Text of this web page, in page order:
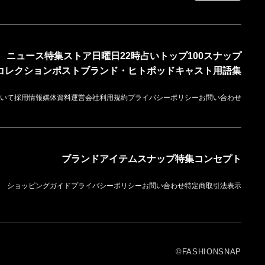
ニュース特集ストア 日曜日22時占い トップ100スナップ
レクションポスト ブランド・ヒトポッドキャスト 用語集
て採用情報媒体資料運営会社利用規約プライバシーポリシーお問い合わせ
ブランドアイテムスナップ特集コンセプト
ショッピングガイドプライバシーポリシーお問い合わせ特定商取引法表示
©FASHIONSNAP